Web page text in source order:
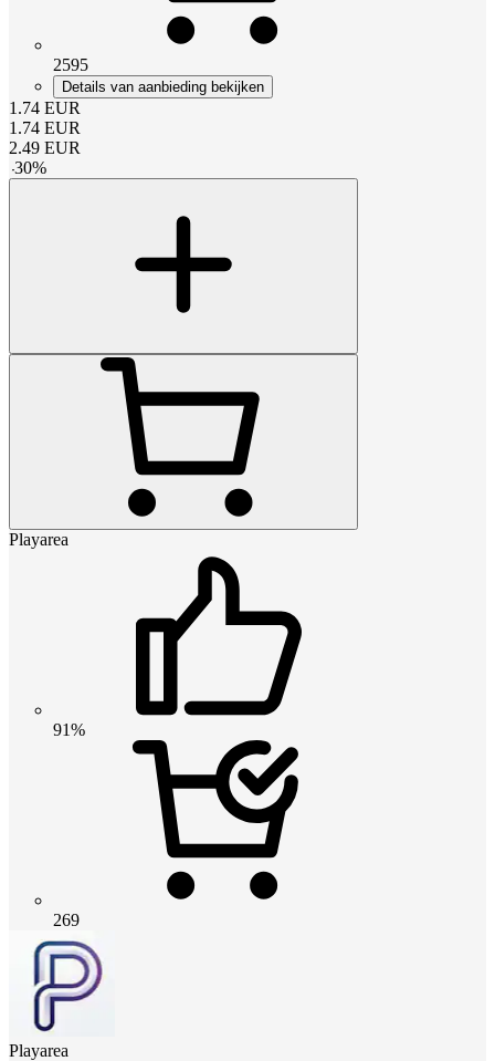
2595
Details van aanbieding bekijken
1.74 EUR
1.74 EUR
2.49 EUR
-30%
Playarea
91%
269
Playarea